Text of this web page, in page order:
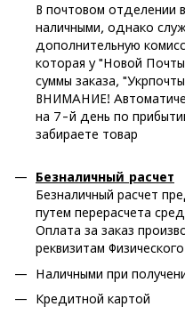
В почтовом отделении
наличными, однако
дополнительную
которая у "Новой
суммы заказа,
ВНИМАНИЕ!
на 7-й день по
забираете товар
Безналичный расчет
Безналичный расчет
путем перерасчета
Оплата за заказ
реквизитам
Наличными при
Кредитной картой